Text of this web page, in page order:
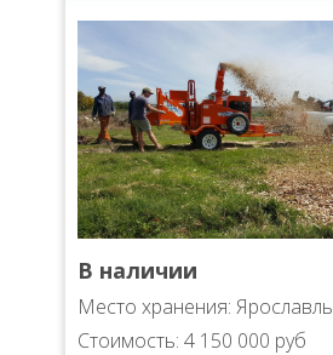
В наличии
Место хранения: Ярославль
Стоимость: 4 150 000 руб